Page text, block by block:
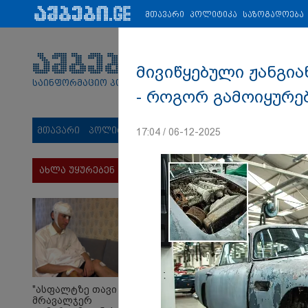
პარტნიორები: ახალი ამბები ეკონომიკა ვიდეო
საინფორმაციო პორტალი
მთავარი პოლიტიკა საზოგადოება
ახლა უყურებენ
"ასფალტზე თავი
მრავალჯერ
მთავარი პოლიტიკა საზოგადოება
მივიწყებული
- როგორ
17:04 / 06-12-2025